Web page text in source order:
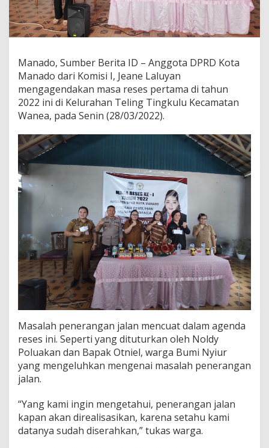
i
r
a
s
d
i
T
n
g
u
Manado, Sumber Berita ID – Anggota DPRD Kota
Manado dari Komisi I, Jeane Laluyan
mengagendakan masa reses pertama di tahun
2022 ini di Kelurahan Teling Tingkulu Kecamatan
Wanea, pada Senin (28/03/2022).
Masalah penerangan jalan mencuat dalam agenda
reses ini. Seperti yang dituturkan oleh Noldy
Poluakan dan Bapak Otniel, warga Bumi Nyiur
yang mengeluhkan mengenai masalah penerangan
jalan.
“Yang kami ingin mengetahui, penerangan jalan
kapan akan direalisasikan, karena setahu kami
datanya sudah diserahkan,” tukas warga.